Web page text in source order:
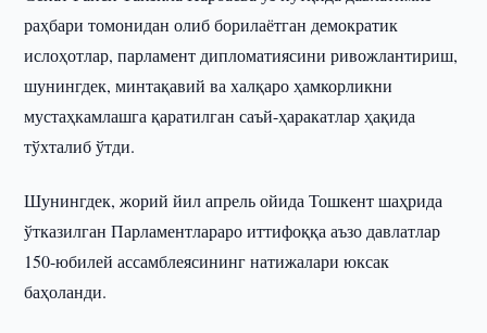
раҳбари томонидан олиб борилаётган демократик
ислоҳотлар, парламент дипломатиясини ривожлантириш,
шунингдек, минтақавий ва халқаро ҳамкорликни
мустаҳкамлашга қаратилган саъй-ҳаракатлар ҳақида
тўхталиб ўтди.
Шунингдек, жорий йил апрель ойида Тошкент шаҳрида
ўтказилган Парламентлараро иттифоққа аъзо давлатлар
150-юбилей ассамблеясининг натижалари юксак
баҳоланди.